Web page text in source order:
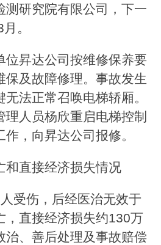
测研究院有限公司，下一
。
位昇达公司按维修保养要
保及故障修理。事故发生
法正常召唤电梯轿厢。
人员杨欣重启电梯控制
，向昇达公司报修。
和直接经济损失情况
受伤，后经医治无效于
，直接经济损失约130万
治、善后处理及事故赔偿